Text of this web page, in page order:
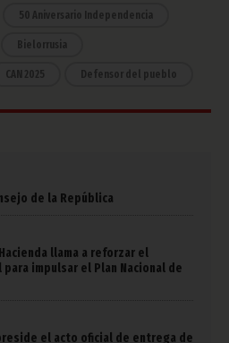
50 Aniversario Independencia
Bielorrusia
CAN 2025 Defensor del pueblo
de la República
llama a reforzar el
impulsar el Plan Nacional de
el acto oficial de entrega de